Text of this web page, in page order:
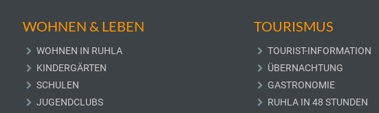
WOHNEN & LEBEN
WOHNEN IN RUHLA
KINDERGÄRTEN
SCHULEN
JUGENDCLUBS
TOURISMUS
TOURIST-INFORMATION
ÜBERNACHTUNG
GASTRONOMIE
RUHLA IN 48 STUNDEN